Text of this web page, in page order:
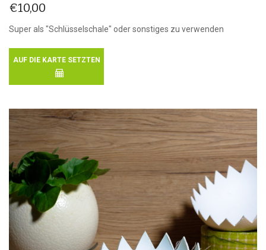
€10,00
Super als "Schlüsselschale" oder sonstiges zu verwenden
AUF DIE KARTE SETZTEN